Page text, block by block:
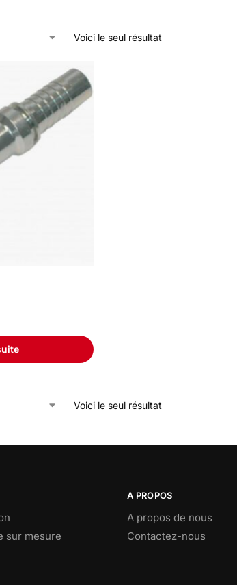
Voici le seul résultat
Voici le seul résultat
sur mesure
A PROPOS
A propos de nous
Contactez-nous